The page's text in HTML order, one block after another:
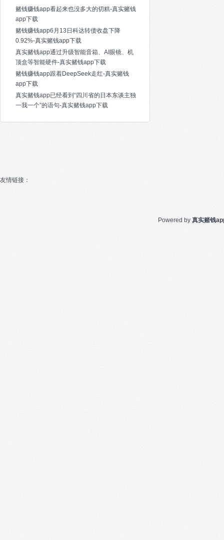
赌钱赚钱app看起来也没多大的切糕-真实赌钱
app下载
赌钱赚钱app6月13日科达转债收盘下降
0.92%-真实赌钱app下载
真实赌钱app通过升级智能音箱、AI眼镜、机
顶盒等智能硬件-真实赌钱app下载
赌钱赚钱app跟着DeepSeek走红-真实赌钱
app下载
真实赌钱app已经看到“四川省的日本东谈主独
一我一个”的语句-真实赌钱app下载
友情链接：
Powered by 真实赌钱